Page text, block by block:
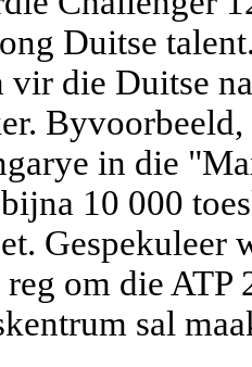
Duitse
vir die Duitse
in die
10 000
Gespekuleer
om die ATP
sal